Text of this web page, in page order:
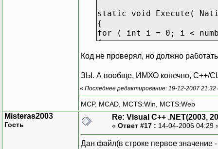
static void Execute(
{
for ( int i = 0; i <
{
data[i].Second +=
}
#pragma managed
__value public struct
public:
Код не проверял, но должно
ЗЫ. А вообще, ИМХО конечно, C++/
« Последнее редактирование: 19-12-2007
MCP, MCAD, MCTS:Win, MCTS:Web
Misteras2003
Гость
Re: Visual C++ .NET(2003,
« Ответ #17 : 14-04-2006 04:29
Дан файл(в строке первое значение